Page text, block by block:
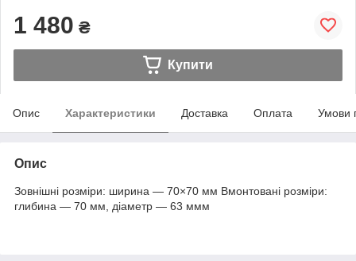
1 480 ₴
Купити
Опис Характеристики Доставка Оплата Умови
Опис
Зовнішні розміри: ширина — 70×70 мм Вмонтовані розміри:
глибина — 70 мм, діаметр — 63 ммм